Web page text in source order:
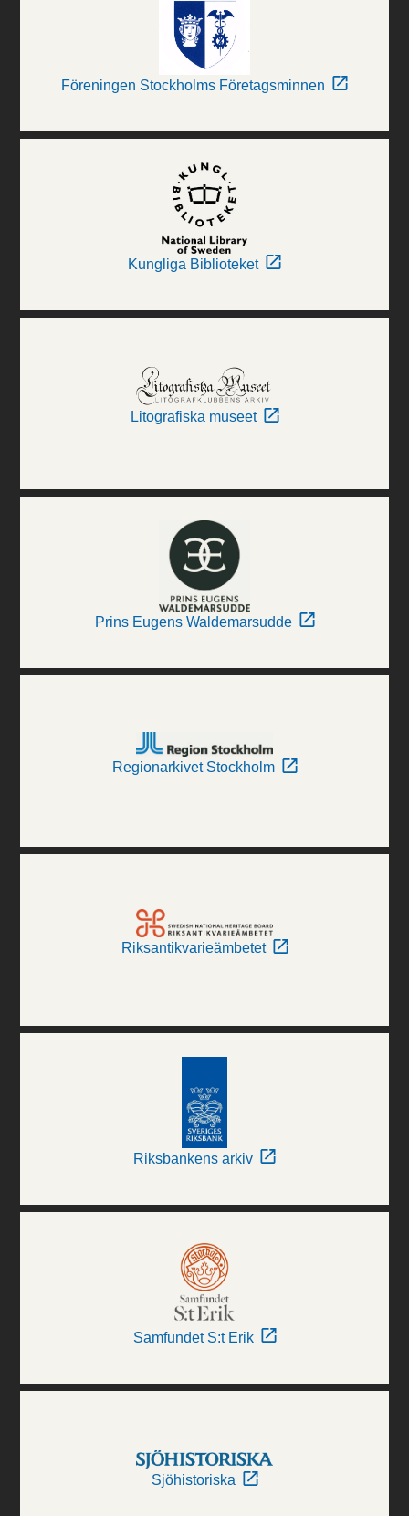
Föreningen Stockholms Företagsminnen
Kungliga Biblioteket
Litografiska museet
Prins Eugens Waldemarsudde
Regionarkivet Stockholm
Riksantikvarieämbetet
Riksbankens arkiv
Samfundet S:t Erik
Sjöhistoriska